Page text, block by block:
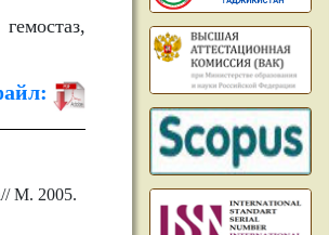
М. 2005.